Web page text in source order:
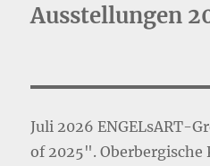
Ausstellungen
Juli 2026 ENGELsART-
of 2025".